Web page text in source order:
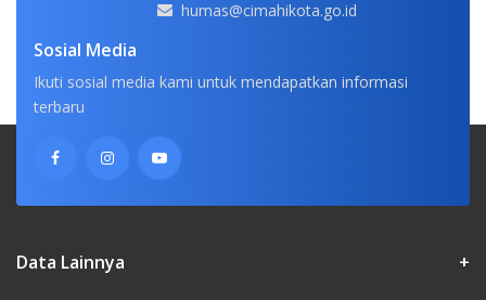
humas@cimahikota.go.id
Sosial Media
Ikuti sosial media kami untuk mendapatkan informasi
terbaru
Data Lainnya
+